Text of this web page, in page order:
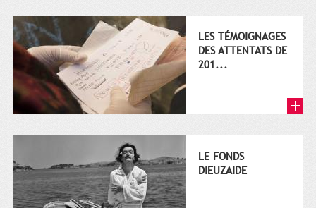
LES TÉMOIGNAGES
DES ATTENTATS DE
201...
LE FONDS
DIEUZAIDE